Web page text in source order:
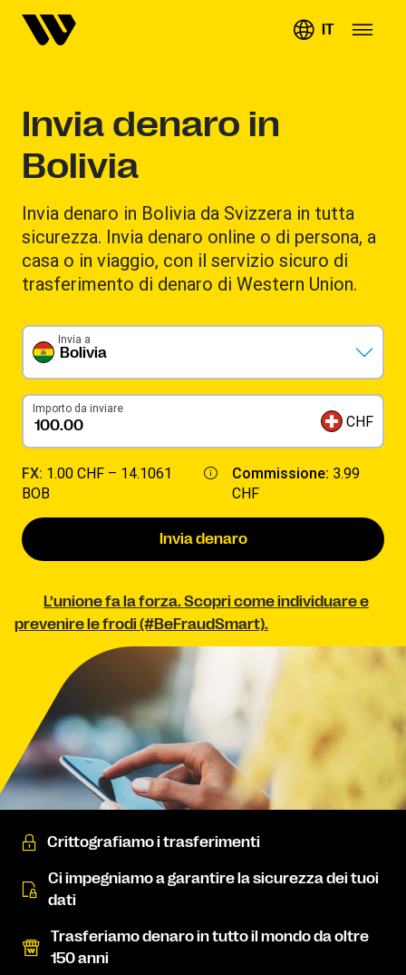
IT
Invia denaro in
Bolivia
Invia denaro in Bolivia da Svizzera in tutta
sicurezza. Invia denaro online o di persona, a
casa o in viaggio, con il servizio sicuro di
trasferimento di denaro di Western Union.
Bolivia
Invia a
Importo da inviare
CHF
FX: 1.00 CHF – 14.1061
BOB
Commissione: 3.99
CHF
Invia denaro
L’unione fa la forza. Scopri come individuare e
prevenire le frodi (#BeFraudSmart).
Crittografiamo i trasferimenti
Ci impegniamo a garantire la sicurezza dei tuoi
dati
Trasferiamo denaro in tutto il mondo da oltre
150 anni